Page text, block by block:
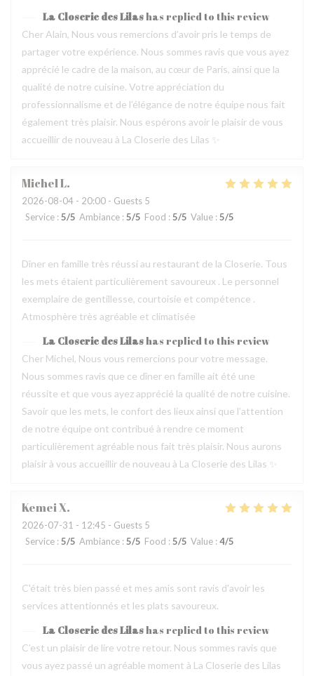
La Closerie des Lilashas replied to this review
Cher Alain, Nous vous remercions d’avoir pris le temps de
partager votre expérience. Nous sommes ravis que vous ayez
apprécié le cadre de la maison, au cœur de Paris, ainsi que la
qualité de notre cuisine. Votre appréciation du
professionnalisme et de l’élégance de notre équipe nous fait
également très plaisir. Nous espérons avoir le plaisir de vous
accueillir de nouveau à La Closerie des Lilas ✨
MichelL
2026-08-04 - 20:00 - Guests 5
Service : 5/5 Ambiance : 5/5 Food : 5/5 Value : 5/5
Dîner en famille très réussi au restaurant de la Closerie. Tous
les mets étaient particulièrement savoureux . Le personnel
exemplaire de gentillesse, courtoisie et compétence .
Atmosphère très agréable et climatisée
La Closerie des Lilashas replied to this review
Cher Michel, Nous vous remercions pour votre message.
Nous sommes ravis que ce dîner en famille ait été une
réussite et que vous ayez apprécié la qualité de notre cuisine.
Savoir que les mets, le confort des lieux ainsi que l’attention
de notre équipe ont contribué à rendre ce moment
particulièrement agréable nous fait très plaisir. Nous aurons
plaisir à vous accueillir de nouveau à La Closerie des Lilas ✨
KemeiX
2026-07-31 - 12:45 - Guests 5
Service : 5/5 Ambiance : 5/5 Food : 5/5 Value : 4/5
C'était très bien passé et mes amis sont ravis d'avoir les
services attentionnés et les plats savoureux.
La Closerie des Lilashas replied to this review
C’est un plaisir de lire votre retour. Nous sommes ravis que
vous ayez passé un agréable moment à La Closerie des Lilas